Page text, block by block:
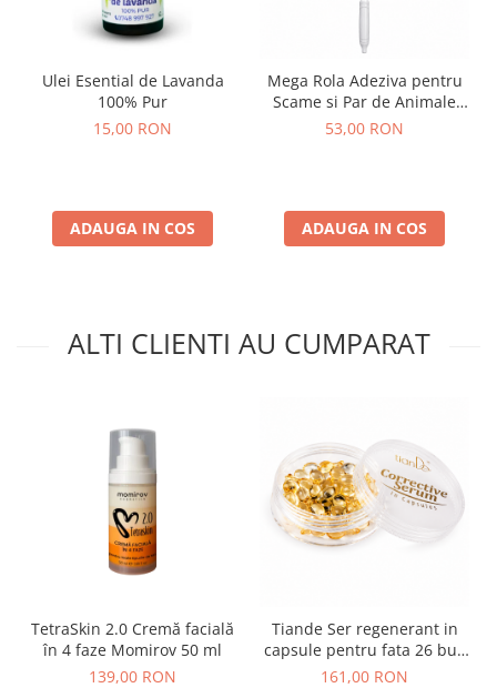
Ulei Esential de Lavanda
100% Pur
15,00 RON
ADAUGA IN COS
Mega Rola Adeziva pentru
Scame si Par de Animale
Smart Clean – Maner
53,00 RON
ADAUGA IN COS
ALTI CLIENTI AU CUMPARAT
TetraSkin 2.0 Cremă facială
în 4 faze Momirov 50 ml
139,00 RON
Tiande Ser regenerant in
capsule pentru fata 26 buc
X 0,7 g
161,00 RON